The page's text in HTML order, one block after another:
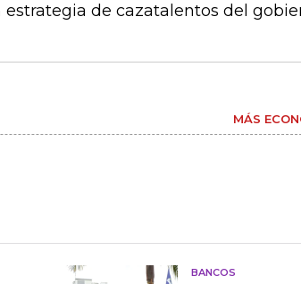
de cazatalentos del
MÁS
BANCOS